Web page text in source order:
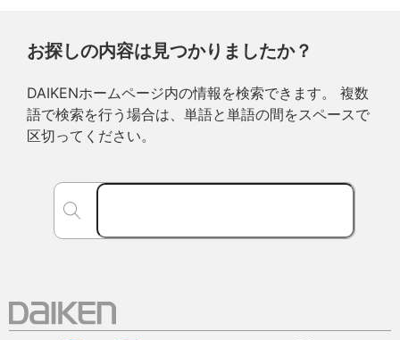
お探しの内容は見つかりましたか？
DAIKENホームページ内の情報を検索できます。 複数
語で検索を行う場合は、単語と単語の間をスペースで
区切ってください。